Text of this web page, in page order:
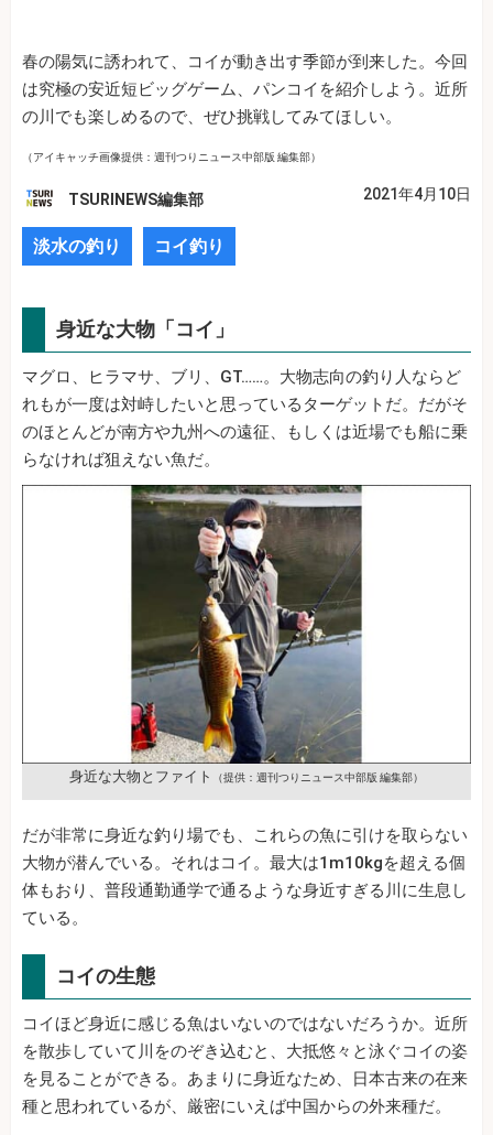
春の陽気に誘われて、コイが動き出す季節が到来した。今回
は究極の安近短ビッグゲーム、パンコイを紹介しよう。近所
の川でも楽しめるので、ぜひ挑戦してみてほしい。
（アイキャッチ画像提供：週刊つりニュース中部版 編集部）
TSURINEWS編集部 2021年4月10日
淡水の釣り コイ釣り
身近な大物「コイ」
マグロ、ヒラマサ、ブリ、GT……。大物志向の釣り人ならど
れもが一度は対峙したいと思っているターゲットだ。だがそ
のほとんどが南方や九州への遠征、もしくは近場でも船に乗
らなければ狙えない魚だ。
身近な大物とファイト （提供：週刊つりニュース中部版 編集部）
だが非常に身近な釣り場でも、これらの魚に引けを取らない
大物が潜んでいる。それはコイ。最大は1m10kgを超える個
体もおり、普段通勤通学で通るような身近すぎる川に生息し
ている。
コイの生態
コイほど身近に感じる魚はいないのではないだろうか。近所
を散歩していて川をのぞき込むと、大抵悠々と泳ぐコイの姿
を見ることができる。あまりに身近なため、日本古来の在来
種と思われているが、厳密にいえば中国からの外来種だ。